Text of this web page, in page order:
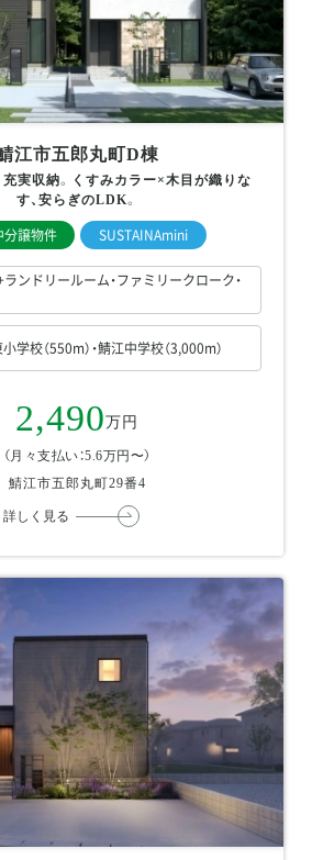
江市五郎丸町D棟
実収納。くすみカラー×木目が織りな
す、安らぎのLDK。
分譲物件 SUSTAINAmini
ンドリールーム・ファミリークローク・
学校（550m）・鯖江中学校（3,000m）
2,490万円
（月々支払い：5.6万円〜）
鯖江市五郎丸町29番4
詳しく見る